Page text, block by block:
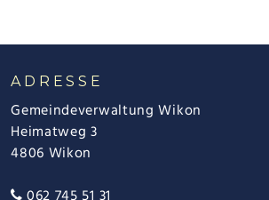
FOOTER
ADRESSE
Gemeindeverwaltung Wikon
Heimatweg 3
4806 Wikon